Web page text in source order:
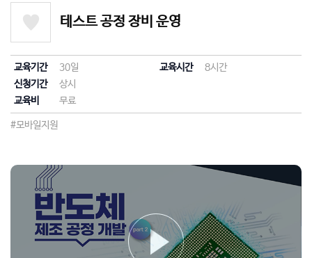
테스트 공정 장비 운영
교육기간 30일 교육시간
8시간
신청기간
상시
교육비
무료
#모바일지원